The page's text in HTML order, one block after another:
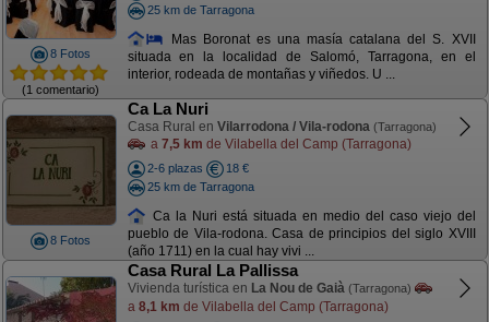
8 Fotos
(1 comentario)
25 km de Tarragona
Mas Boronat es una masía catalana del S. XVII
situada en la localidad de Salomó, Tarragona, en el
interior, rodeada de montañas y viñedos. U ...
8 Fotos
Ca La Nuri
Casa Rural en Vilarrodona / Vila-rodona (Tarragona)
a 7,5 km de Vilabella del Camp (Tarragona)
2-6 plazas
18 €
25 km de Tarragona
Ca la Nuri está situada en medio del caso viejo del
pueblo de Vila-rodona. Casa de principios del siglo XVIII
(año 1711) en la cual hay vivi ...
Casa Rural La Pallissa
Vivienda turística en La Nou de Gaià (Tarragona)
a 8,1 km de Vilabella del Camp (Tarragona)